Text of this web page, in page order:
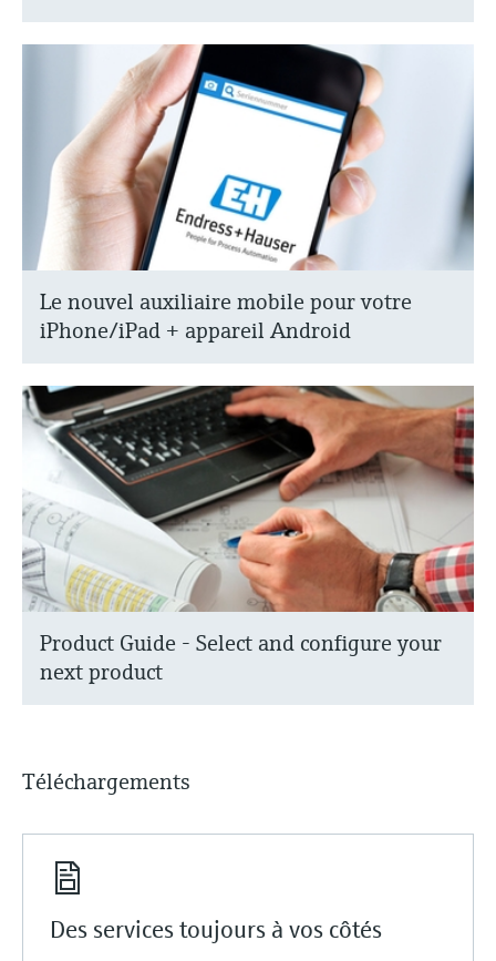
Le nouvel auxiliaire mobile pour votre
iPhone/iPad + appareil Android
Product Guide - Select and configure your
next product
Téléchargements
Des services toujours à vos côtés